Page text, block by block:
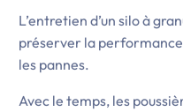
L’entretien d’un silo à
préserver la
les pannes.
Avec le temps, les